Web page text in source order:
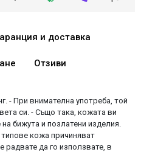
и доставка
Отзиви
- При внимателна употреба, той
си. - Също така, кожата ви
бижута и позлатени изделия.
кожа причиняват
радвате да го използвате, в